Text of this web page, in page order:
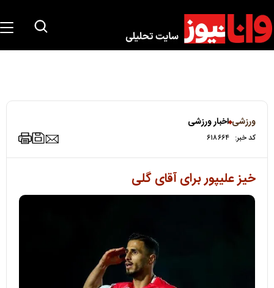
ورزشی اخبار ورزشی
کد خبر: ۶۱۸۶۶۴
خیز علیپور برای آقای گلی